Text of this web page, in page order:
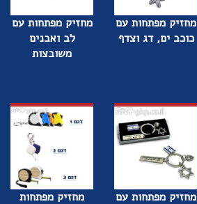
מחזיק מפתחות עם
כוכב ים, דג וצדף
מחזיק מפתחות עם
לב ואבנים
משובצות
מחזיק מפתחות עם
מחזיק מפתחות